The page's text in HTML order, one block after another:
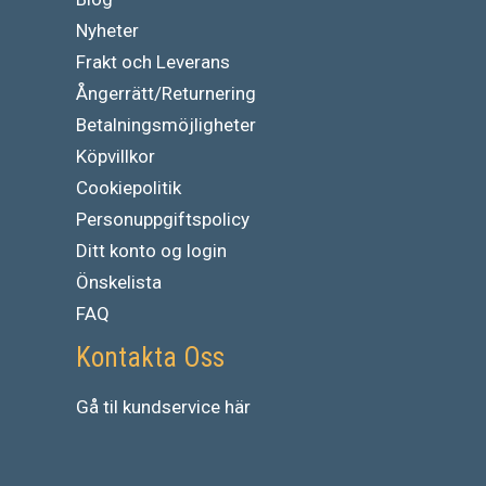
Nyheter
Frakt och Leverans
Ångerrätt/Returnering
Betalningsmöjligheter
Köpvillkor
Cookiepolitik
Personuppgiftspolicy
Ditt konto og login
Önskelista
FAQ
Kontakta Oss
Gå til kundservice här